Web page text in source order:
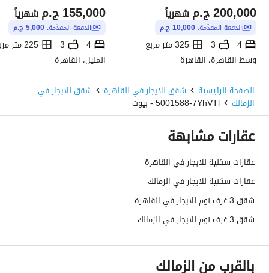
ج.م200,000 شهرياً
الدفعة المقدّمة: 10,000 ج.م
4
3
325 متر مربع
وسط القاهرة، القاهرة
ج.م155,000 شهرياً
الدفعة المقدّمة: 5,000 ج.م
4
3
225 متر مربع
المنيل، القاهرة
الصفحة الرئيسية
شقق للايجار في القاهرة شقق للايجار في
الزمالك 5001588-7YhVTl - بيوت
عقارات مشابهة
عقارات سكنية للايجار في القاهرة
عقارات سكنية للايجار في الزمالك
شقق 3 غرف نوم للايجار في القاهرة
شقق 3 غرف نوم للايجار في الزمالك
بالقرب من الزمالك